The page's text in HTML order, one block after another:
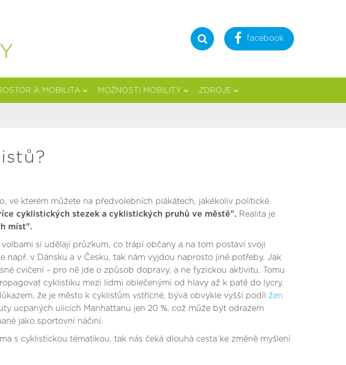
Hledat facebook
A MOBILITA MOŽNOSTI MOBILITY ZDROJE
ve kterém můžete na předvolebních plákátech, jakékoliv politické
cyklistických stezek a cyklistických pruhů ve městě". Realita je
míst".
volbami si udělají průzkum, co trápí občany a na tom postaví svoji
v Dánsku a v Česku, tak nám vyjdou naprosto jiné potřeby. Jak
cvičení – pro ně jde o způsob dopravy, a ne fyzickou aktivitu. Tomu
cyklistiku mezi lidmi oblečenými od hlavy až k patě do lycry.
že je město k cyklistům vstřícné, bývá obvykle vyšší podíl žen
ucpaných ulicích Manhattanu jen 20 %, což může být odrazem
jako sportovní náčiní.
s cyklistickou tématikou, tak nás čeká dlouhá cesta ke změně myšlení